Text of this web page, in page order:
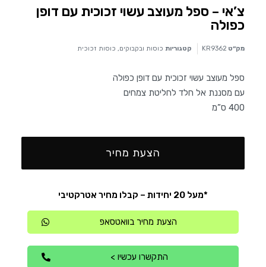
צ’אי – ספל מעוצב עשוי זכוכית עם דופן
כפולה
מק״ט KR9362 קטגוריות כוסות ובקבוקים, כוסות זכוכית
ספל מעוצב עשוי זכוכית עם דופן כפולה
עם מסננת אל חלד לחליטת צמחים
400 ס”מ
הצעת מחיר
*מעל 20 יחידות – קבלו מחיר אטרקטיבי
הצעת מחיר בוואטסאפ
התקשרו עכשיו >